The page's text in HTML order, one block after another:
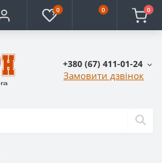
0 0 0
+380 (67) 411-01-24
Замовити дзвінок